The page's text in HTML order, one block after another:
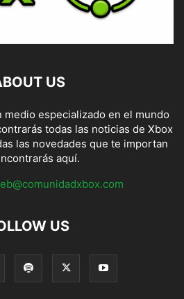
US
medio especializado en el mundo
todas las noticias de Xbox
las novedades que te importan
aquí.
US